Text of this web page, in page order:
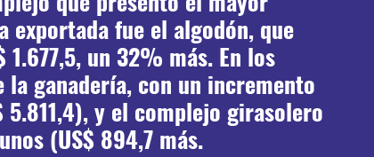
fue el algodón, que
1.677,5, un 32% más. En los
la ganadería, con un incremento
y el complejo girasolero
(US$ 894,7 más.